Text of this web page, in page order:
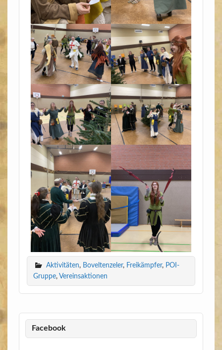
Aktivitäten, Boveltenzeler, Freikämpfer, POI-
Gruppe, Vereinsaktionen
Facebook